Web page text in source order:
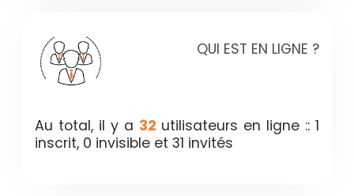
QUI EST EN LIGNE ?
Au total, il y a 32 utilisateurs en ligne :: 1
inscrit, 0 invisible et 31 invités